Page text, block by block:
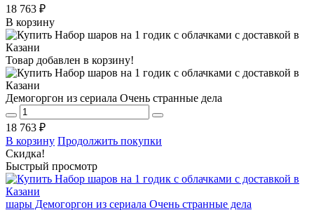
18 763 ₽
В корзину
Товар добавлен в корзину!
Демогоргон из сериала Очень странные дела
18 763 ₽
В корзину Продолжить покупки
Скидка!
Быстрый просмотр
шары Демогоргон из сериала Очень странные дела